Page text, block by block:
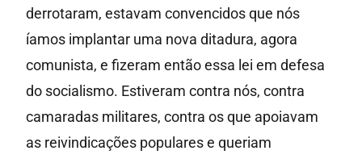
derrotaram, estavam convencidos que nós
íamos implantar uma nova ditadura, agora
comunista, e fizeram então essa lei em defesa
do socialismo. Estiveram contra nós, contra
camaradas militares, contra os que apoiavam
as reivindicações populares e queriam